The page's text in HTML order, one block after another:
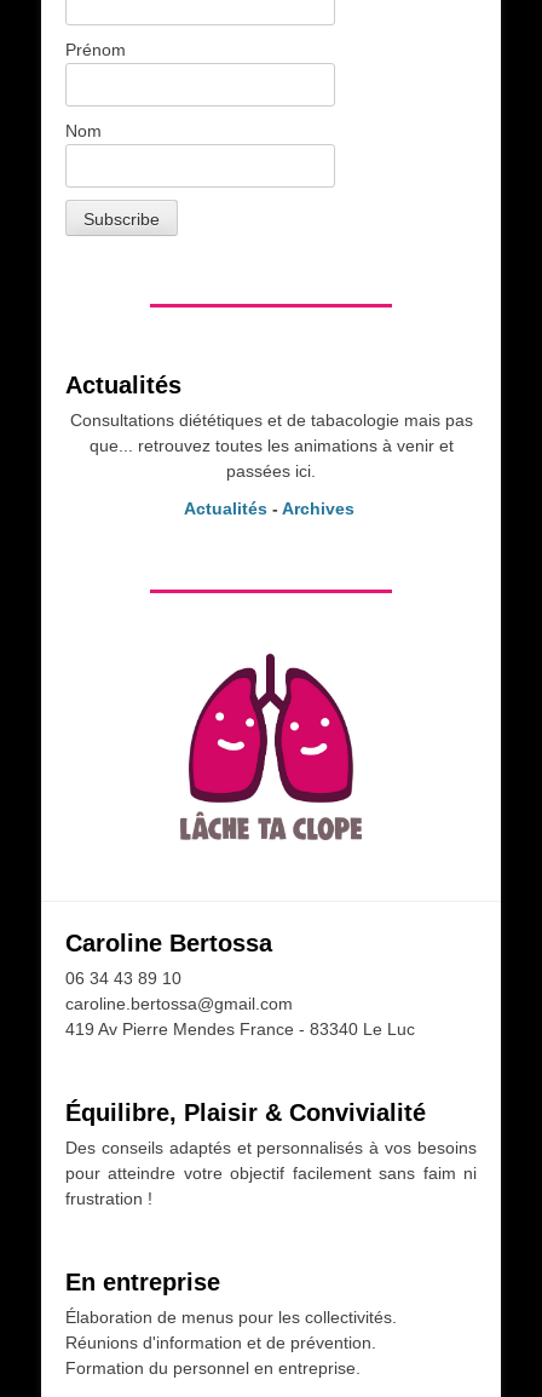
Prénom
Nom
Actualités
Consultations diététiques et de tabacologie mais pas
que... retrouvez toutes les animations à venir et
passées ici.
Actualités- Archives
Caroline Bertossa
06 34 43 89 10
caroline.bertossa@gmail.com
419 Av Pierre Mendes France - 83340 Le Luc
Équilibre, Plaisir & Convivialité
Des conseils adaptés et personnalisés à vos besoins
pour atteindre votre objectif facilement sans faim ni
frustration !
En entreprise
Élaboration de menus pour les collectivités.
Réunions d'information et de prévention.
Formation du personnel en entreprise.